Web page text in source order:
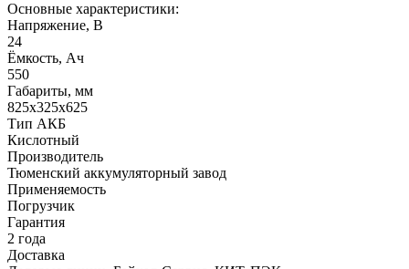
Основные характеристики:
Напряжение, В
24
Ёмкость, Ач
550
Габариты, мм
825х325х625
Тип АКБ
Кислотный
Производитель
Тюменский аккумуляторный завод
Применяемость
Погрузчик
Гарантия
2 года
Доставка